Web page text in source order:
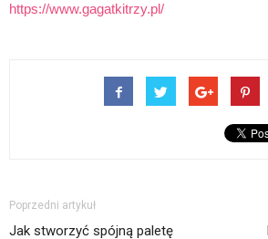
https://www.gagatkitrzy.pl/
Poprzedni artykuł
Jak stworzyć spójną paletę